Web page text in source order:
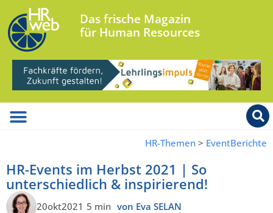
Das frische Magazin
für Human Resources
HR-Themen > EventBerichte
HR-Events im Herbst 2021 | So
unterschiedlich & inspirierend!
20okt2021 5 min von Eva SELAN